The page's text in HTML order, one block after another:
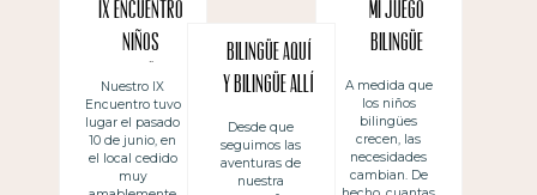
IX Encuentro
Niños
Bilingües:
lengua
afectiva,
lengua
Nuestro IX
Encuentro tuvo
lugar el pasado
10 de junio, en
el local cedido
muy
Bilingüe aquí
y bilingüe allí
Desde que
seguimos las
aventuras de
nuestra
Mi juego
bilingüe
A medida que
los niños
bilingües
crecen, las
necesidades
cambian. De